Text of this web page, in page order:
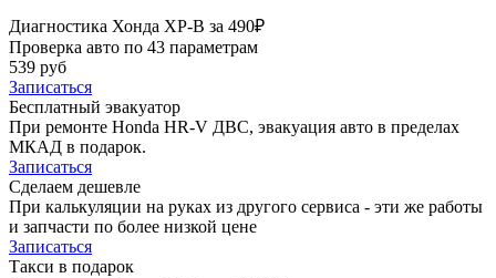
Диагностика Хонда ХР-В за 490₽
Проверка авто по 43 параметрам
539 руб
Записаться
Бесплатный эвакуатор
При ремонте Honda HR-V ДВС, эвакуация авто в пределах
МКАД в подарок.
Записаться
Сделаем дешевле
При калькуляции на руках из другого сервиса - эти же работы
и запчасти по более низкой цене
Записаться
Такси в подарок